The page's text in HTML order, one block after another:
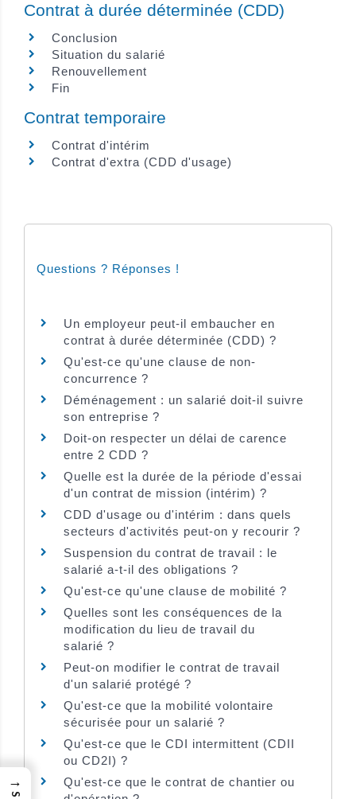
Contrat à durée déterminée (CDD)
Conclusion
Situation du salarié
Renouvellement
Fin
Contrat temporaire
Contrat d'intérim
Contrat d'extra (CDD d'usage)
Questions ? Réponses !
Un employeur peut-il embaucher en
contrat à durée déterminée (CDD) ?
Qu'est-ce qu'une clause de non-
concurrence ?
Déménagement : un salarié doit-il suivre
son entreprise ?
Doit-on respecter un délai de carence
entre 2 CDD ?
Quelle est la durée de la période d'essai
d'un contrat de mission (intérim) ?
CDD d'usage ou d'intérim : dans quels
secteurs d'activités peut-on y recourir ?
Suspension du contrat de travail : le
salarié a-t-il des obligations ?
Qu'est-ce qu'une clause de mobilité ?
Quelles sont les conséquences de la
modification du lieu de travail du
salarié ?
Peut-on modifier le contrat de travail
d'un salarié protégé ?
Qu'est-ce que la mobilité volontaire
sécurisée pour un salarié ?
Qu'est-ce que le CDI intermittent (CDII
ou CD2I) ?
Qu'est-ce que le contrat de chantier ou
→